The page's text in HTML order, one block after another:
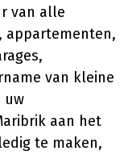
van alle
appartementen,
van kleine
uw
aan het
te maken,